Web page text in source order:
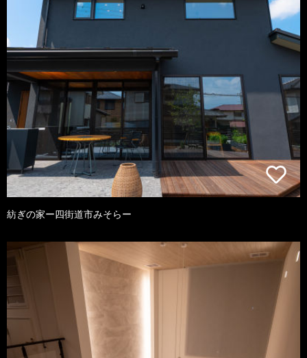
紡ぎの家ー四街道市みそらー